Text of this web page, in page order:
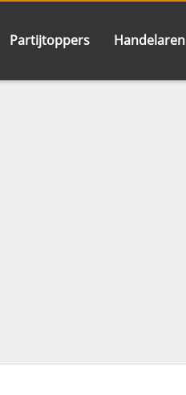
Partijtoppers Handelaren